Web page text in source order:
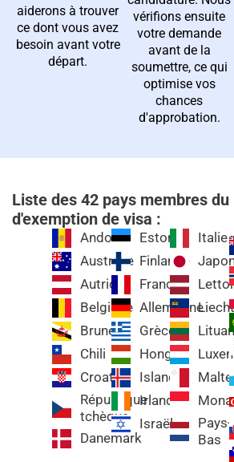
aiderons à trouver
ce dont vous avez
besoin avant votre
départ.
vérifions ensuite
votre demande
avant de la
soumettre, ce qui
optimise vos
chances
d'approbation.
Liste des 42 pays membres
d'exemption de visa :
Andorre
Australie
Autriche
Belgique
Brunei
Chili
Croatie
République
tchèque
Danemark
Estonie
Finlande
France
Allemagne
Grèce
Hongrie
Islande
Irlande
Israël
Italie
Malte
Pays-
Bas